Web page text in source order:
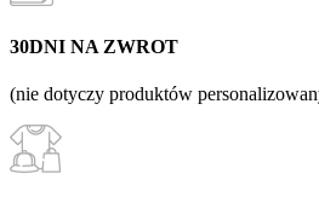
30DNI NA ZWROT
(nie dotyczy produktów